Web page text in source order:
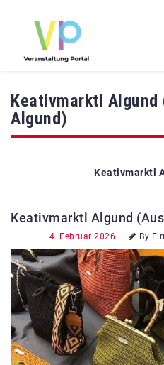
Keativmarktl Algund
Algund)
Keativmarktl
Keativmarktl Algund
4. Februar 2026 By